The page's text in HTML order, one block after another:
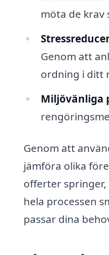
möta de krav
Genom att
ordning i ditt
Miljövänliga
Genom att
jämföra olika
offerter
hela processen
passar dina